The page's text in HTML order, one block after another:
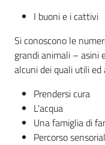
I buoni e i cattivi
Si conoscono le
grandi animali – asini
alcuni dei quali utili
Prendersi cura
L'acqua
Una famiglia di
Percorso